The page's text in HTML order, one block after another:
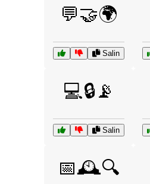
💬🤝🌍
Salin
💻🔒📡
Salin
📅🕰️🔍